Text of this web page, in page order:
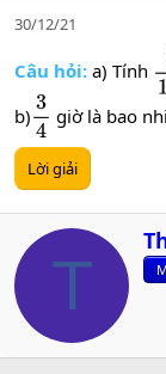
30/12/21
Câu hỏi: a) Tính 3
b)34 giờ là bao
Lời giải
T
W
r
i
n